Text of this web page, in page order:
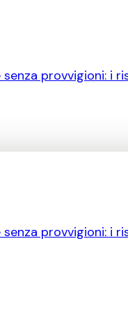
senza provvigioni: i
senza provvigioni: i